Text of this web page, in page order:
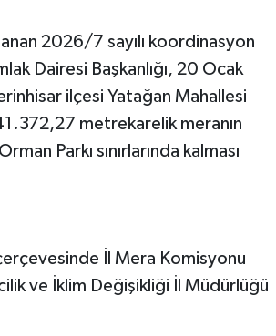
2026/7 sayılı koordinasyon
Dairesi Başkanlığı, 20 Ocak
ilçesi Yatağan Mahallesi
metrekarelik meranın
Parkı sınırlarında kalması
İl Mera Komisyonu
ve İklim Değişikliği İl Müdürlüğü